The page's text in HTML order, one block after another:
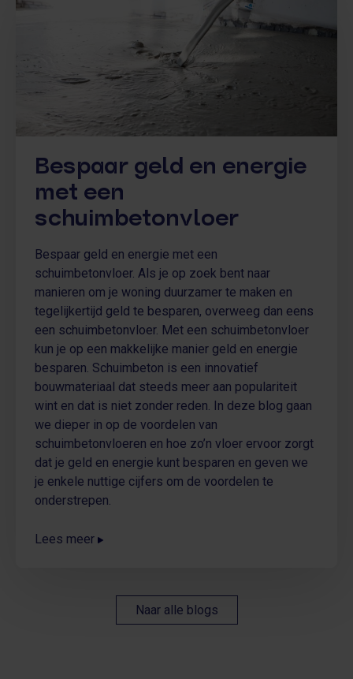
Bespaar geld en energie
met een
schuimbetonvloer
Bespaar geld en energie met een
schuimbetonvloer. Als je op zoek bent naar
manieren om je woning duurzamer te maken en
tegelijkertijd geld te besparen, overweeg dan eens
een schuimbetonvloer. Met een schuimbetonvloer
kun je op een makkelijke manier geld en energie
besparen. Schuimbeton is een innovatief
bouwmateriaal dat steeds meer aan populariteit
wint en dat is niet zonder reden. In deze blog gaan
we dieper in op de voordelen van
schuimbetonvloeren en hoe zo’n vloer ervoor zorgt
dat je geld en energie kunt besparen en geven we
je enkele nuttige cijfers om de voordelen te
onderstrepen.
Lees meer
Naar alle blogs